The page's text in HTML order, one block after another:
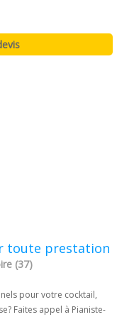
toute prestation
(37)
pour votre cocktail,
Faites appel à Pianiste-